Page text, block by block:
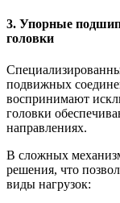
3. Упорные
головки
подвижных
воспринимают
головки
направлениях.
В сложных
решения, что
виды нагрузок: